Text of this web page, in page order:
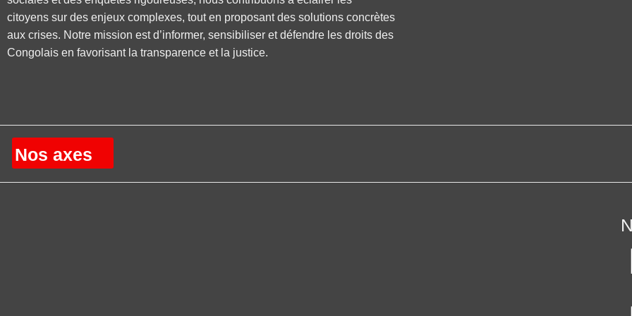
citoyens sur des enjeux complexes, tout en proposant des solutions concrètes
aux crises. Notre mission est d’informer, sensibiliser et défendre les droits des
Congolais en favorisant la transparence et la justice.
Nos axes